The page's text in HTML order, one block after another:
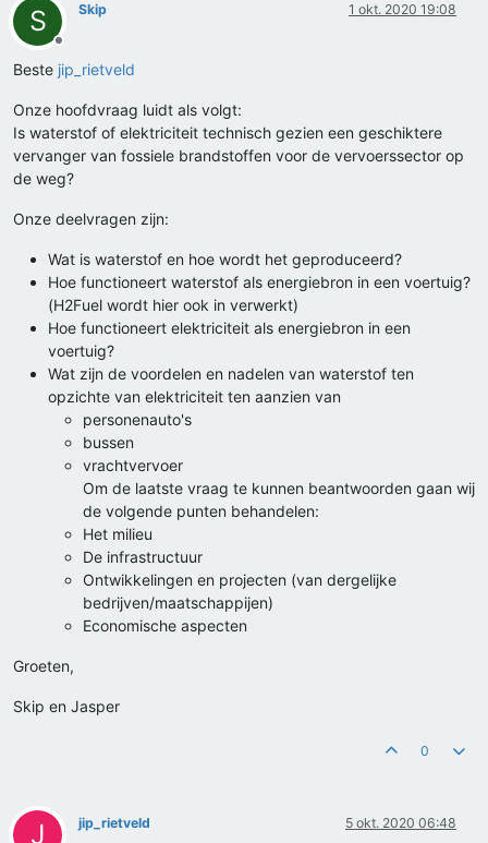
S
Offline
Skip 1 okt. 2020 19:08
Beste jip_rietveld
Onze hoofdvraag luidt als volgt:
Is waterstof of elektriciteit technisch gezien een geschiktere
vervanger van fossiele brandstoffen voor de vervoerssector op
de weg?
Onze deelvragen zijn:
Wat is waterstof en hoe wordt het geproduceerd?
Hoe functioneert waterstof als energiebron in een voertuig?
(H2Fuel wordt hier ook in verwerkt)
Hoe functioneert elektriciteit als energiebron in een
voertuig?
Wat zijn de voordelen en nadelen van waterstof ten
opzichte van elektriciteit ten aanzien van
personenauto's
bussen
vrachtvervoer
Om de laatste vraag te kunnen beantwoorden gaan wij
de volgende punten behandelen:
Het milieu
De infrastructuur
Ontwikkelingen en projecten (van dergelijke
bedrijven/maatschappijen)
Economische aspecten
Groeten,
Skip en Jasper
0
J jip_rietveld 5 okt. 2020 06:48